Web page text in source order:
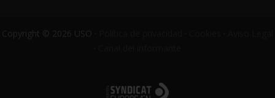
Copyright © 2026 USO ·